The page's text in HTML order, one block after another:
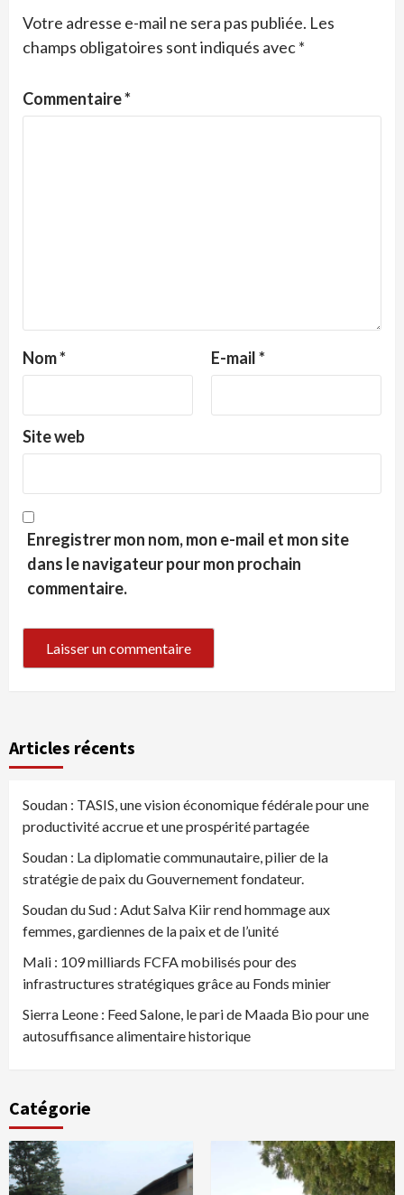
Votre adresse e-mail ne sera pas publiée. Les
champs obligatoires sont indiqués avec*
Commentaire*
Nom* E-mail*
Site web
Enregistrer mon nom, mon e-mail et mon site
dans le navigateur pour mon prochain
commentaire.
Articles récents
Soudan : TASIS, une vision économique fédérale pour une
productivité accrue et une prospérité partagée
Soudan : La diplomatie communautaire, pilier de la
stratégie de paix du Gouvernement fondateur.
Soudan du Sud : Adut Salva Kiir rend hommage aux
femmes, gardiennes de la paix et de l’unité
Mali : 109 milliards FCFA mobilisés pour des
infrastructures stratégiques grâce au Fonds minier
Sierra Leone : Feed Salone, le pari de Maada Bio pour une
autosuffisance alimentaire historique
Catégorie